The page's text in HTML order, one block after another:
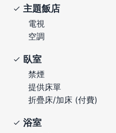
主題飯店
電視
空調
臥室
禁煙
提供床單
折疊床/加床 (付費)
浴室